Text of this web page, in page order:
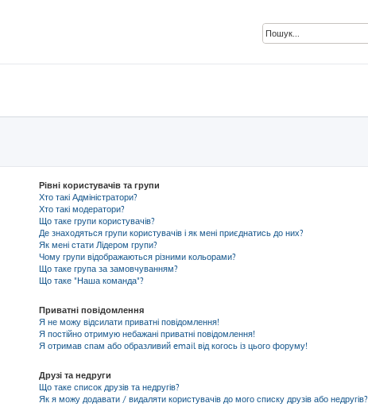
Рівні користувачів та групи
Хто такі Адміністратори?
Хто такі модератори?
Що таке групи користувачів?
Де знаходяться групи користувачів і як мені приєднатись до них?
Як мені стати Лідером групи?
Чому групи відображаються різними кольорами?
Що таке група за замовчуванням?
Що таке "Наша команда"?
Приватні повідомлення
Я не можу відсилати приватні повідомлення!
Я постійно отримую небажані приватні повідомлення!
Я отримав спам або образливий email від когось із цього форуму!
Друзі та недруги
Що таке список друзів та недругів?
Як я можу додавати / видаляти користувачів до мого списку друзів або недругів?